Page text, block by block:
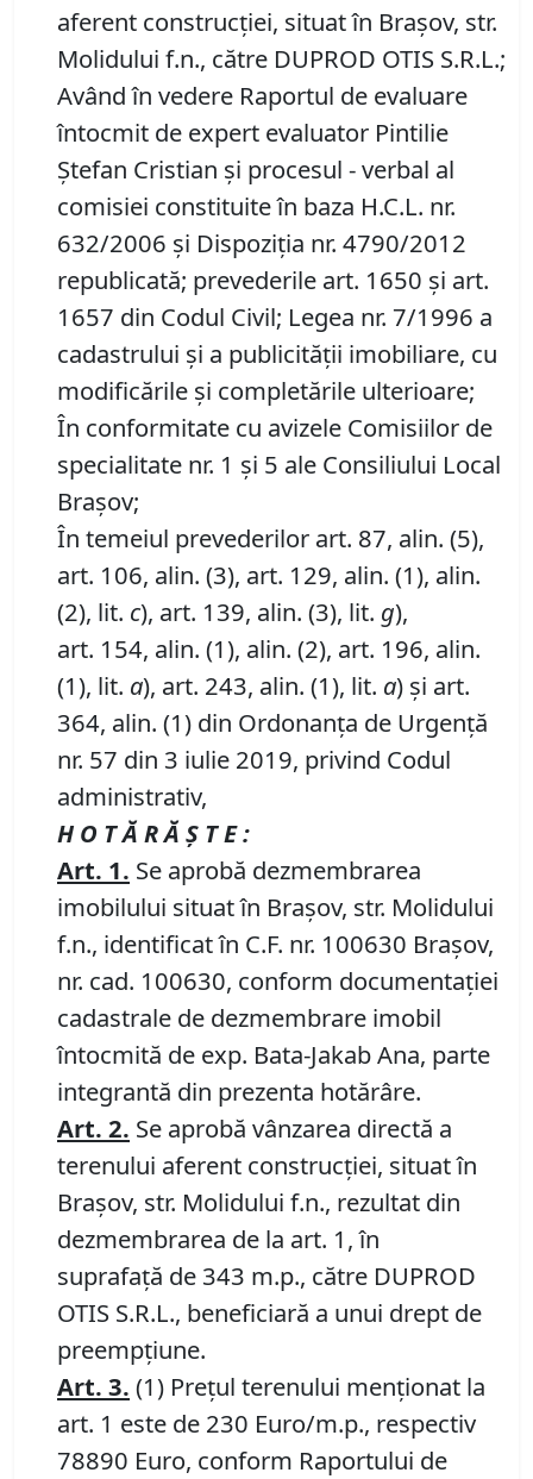
aferent construcției, situat în Brașov, str.
Molidului f.n., către DUPROD OTIS S.R.L.;
Având în vedere Raportul de evaluare
întocmit de expert evaluator Pintilie
Ștefan Cristian și procesul - verbal al
comisiei constituite în baza H.C.L. nr.
632/2006 și Dispoziția nr. 4790/2012
republicată; prevederile art. 1650 și art.
1657 din Codul Civil; Legea nr. 7/1996 a
cadastrului și a publicității imobiliare, cu
modificările și completările ulterioare;
În conformitate cu avizele Comisiilor de
specialitate nr. 1 și 5 ale Consiliului Local
Brașov;
În temeiul prevederilor art. 87, alin. (5),
art. 106, alin. (3), art. 129, alin. (1), alin.
(2), lit. c), art. 139, alin. (3), lit. g),
art. 154, alin. (1), alin. (2), art. 196, alin.
(1), lit. a), art. 243, alin. (1), lit. a) și art.
364, alin. (1) din Ordonanța de Urgență
nr. 57 din 3 iulie 2019, privind Codul
administrativ,
H O T Ă R Ă Ş T E :
Art. 1. Se aprobă dezmembrarea
imobilului situat în Brașov, str. Molidului
f.n., identificat în C.F. nr. 100630 Brașov,
nr. cad. 100630, conform documentației
cadastrale de dezmembrare imobil
întocmită de exp. Bata-Jakab Ana, parte
integrantă din prezenta hotărâre.
Art. 2. Se aprobă vânzarea directă a
terenului aferent construcției, situat în
Brașov, str. Molidului f.n., rezultat din
dezmembrarea de la art. 1, în
suprafață de 343 m.p., către DUPROD
OTIS S.R.L., beneficiară a unui drept de
preempțiune.
Art. 3. (1) Prețul terenului menționat la
art. 1 este de 230 Euro/m.p., respectiv
78890 Euro, conform Raportului de